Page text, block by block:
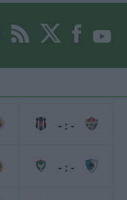
- : -
- : -